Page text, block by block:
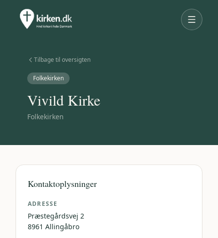
Tilbage til oversigten
Folkekirken
Vivild Kirke
Folkekirken
Kontaktoplysninger
ADRESSE
Præstegårdsvej 2
8961 Allingåbro